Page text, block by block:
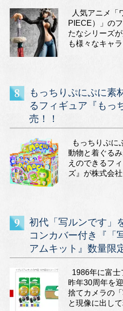
人気アニメ「
PIECE）」の
たなシリーズ
も様々なキャ
もっちりぷにぷに素
るフィギュア『もっ
売！！
もっちりぷに
動物と着ぐる
えのできるフ
ズ』が株式会
初代「写ルンです」
コンカバー付き『「
アムキット』数量限
1986年に富士
昨年30周年を
捨てカメラの
と現像に出し